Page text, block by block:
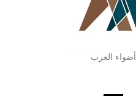
أضواء العرب